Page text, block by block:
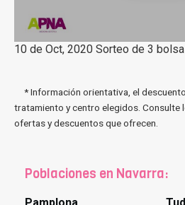
10 de Oct, 2020 Sorteo de 3
* Información orientativa, el
tratamiento y centro elegidos. Consulte
ofertas y descuentos que ofrecen.
Poblaciones en Navarra: